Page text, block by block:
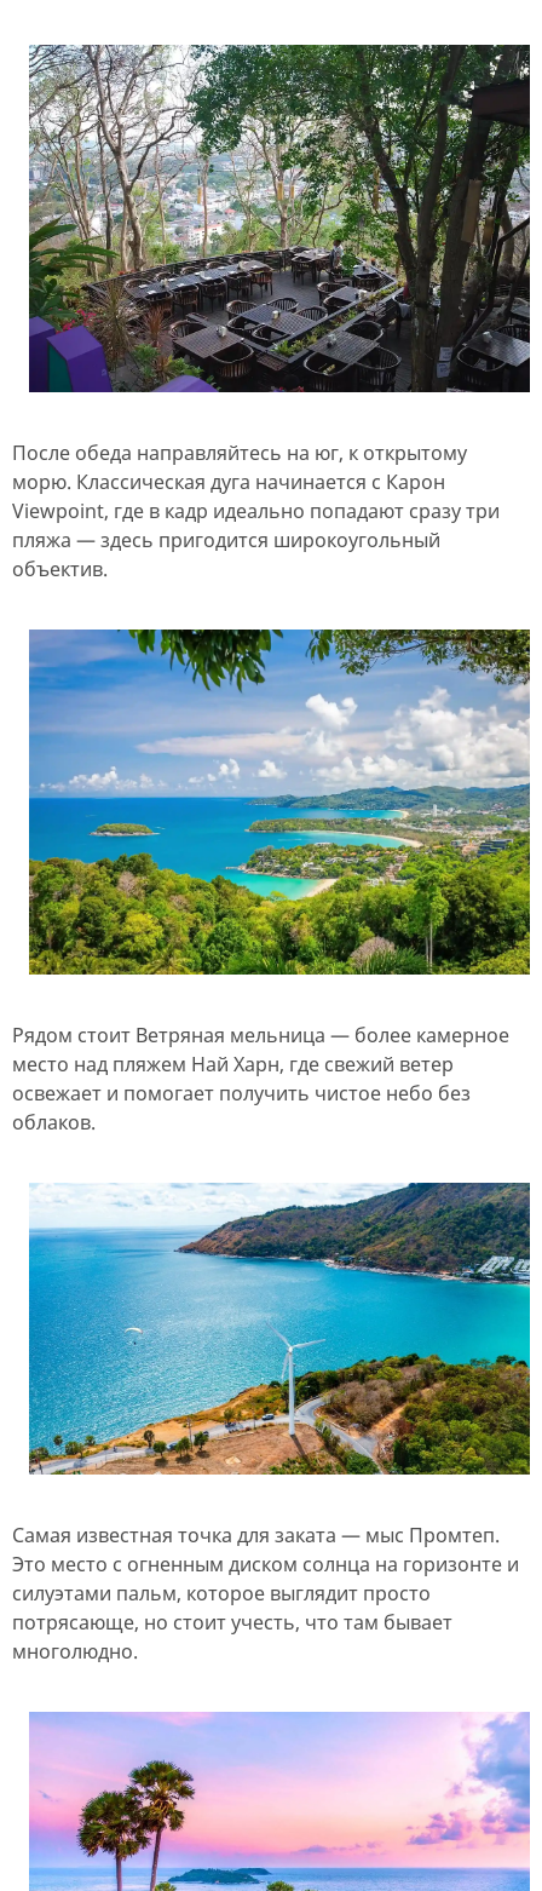
После обеда направляйтесь на юг, к открытому
морю. Классическая дуга начинается с Карон
Viewpoint, где в кадр идеально попадают сразу три
пляжа — здесь пригодится широкоугольный
объектив.
Рядом стоит Ветряная мельница — более камерное
место над пляжем Най Харн, где свежий ветер
освежает и помогает получить чистое небо без
облаков.
Самая известная точка для заката — мыс Промтеп.
Это место с огненным диском солнца на горизонте и
силуэтами пальм, которое выглядит просто
потрясающе, но стоит учесть, что там бывает
многолюдно.